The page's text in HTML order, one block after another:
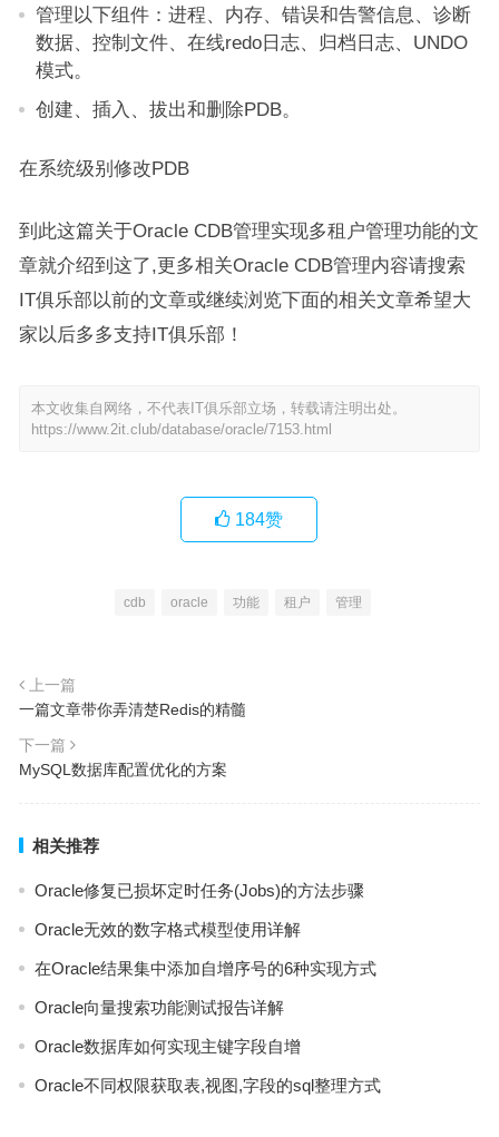
管理以下组件：进程、内存、错误和告警信息、诊断
数据、控制文件、在线redo日志、归档日志、UNDO
模式。
创建、插入、拔出和删除PDB。
在系统级别修改PDB
到此这篇关于Oracle CDB管理实现多租户管理功能的文
章就介绍到这了,更多相关Oracle CDB管理内容请搜索
IT俱乐部以前的文章或继续浏览下面的相关文章希望大
家以后多多支持IT俱乐部！
本文收集自网络，不代表IT俱乐部立场，转载请注明出处。
https://www.2it.club/database/oracle/7153.html
184赞
cdb oracle 功能 租户 管理
上一篇
一篇文章带你弄清楚Redis的精髓
下一篇
MySQL数据库配置优化的方案
相关推荐
Oracle修复已损坏定时任务(Jobs)的方法步骤
Oracle无效的数字格式模型使用详解
在Oracle结果集中添加自增序号的6种实现方式
Oracle向量搜索功能测试报告详解
Oracle数据库如何实现主键字段自增
Oracle不同权限获取表,视图,字段的sql整理方式